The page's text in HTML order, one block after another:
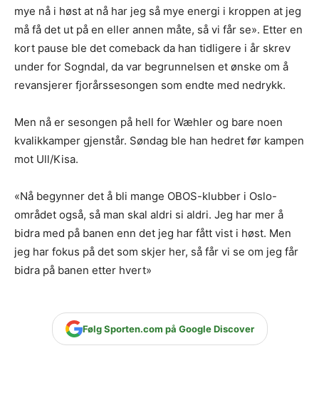
mye nå i høst at nå har jeg så mye energi i kroppen at jeg
må få det ut på en eller annen måte, så vi får se». Etter en
kort pause ble det comeback da han tidligere i år skrev
under for Sogndal, da var begrunnelsen et ønske om å
revansjerer fjorårssesongen som endte med nedrykk.
Men nå er sesongen på hell for Wæhler og bare noen
kvalikkamper gjenstår. Søndag ble han hedret før kampen
mot Ull/Kisa.
«Nå begynner det å bli mange OBOS-klubber i Oslo-
området også, så man skal aldri si aldri. Jeg har mer å
bidra med på banen enn det jeg har fått vist i høst. Men
jeg har fokus på det som skjer her, så får vi se om jeg får
bidra på banen etter hvert»
Følg Sporten.com på Google Discover